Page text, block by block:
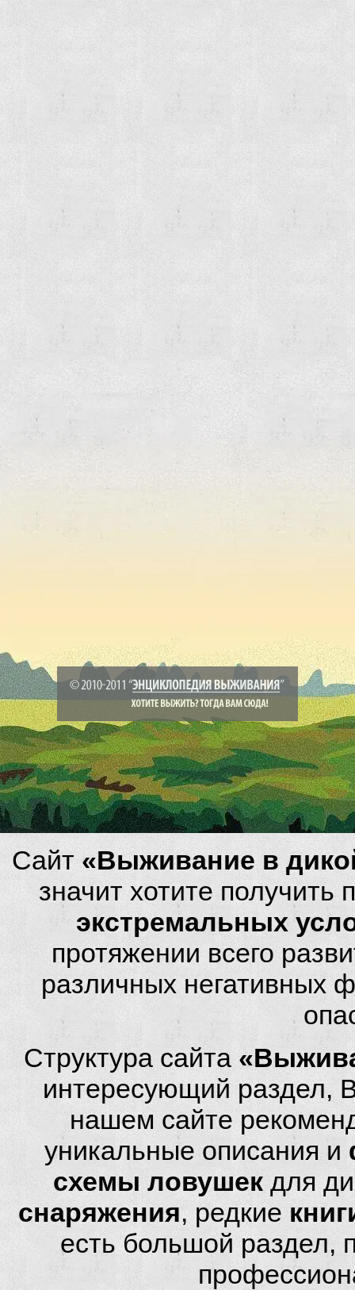
Сайт «Выживание в
значит хотите
экстремальных
протяжении всего
различных негативных
Структура сайта
интересующий раздел,
нашем сайте
уникальные описания и
схемы ловушек для
снаряжения, редкие
есть большой